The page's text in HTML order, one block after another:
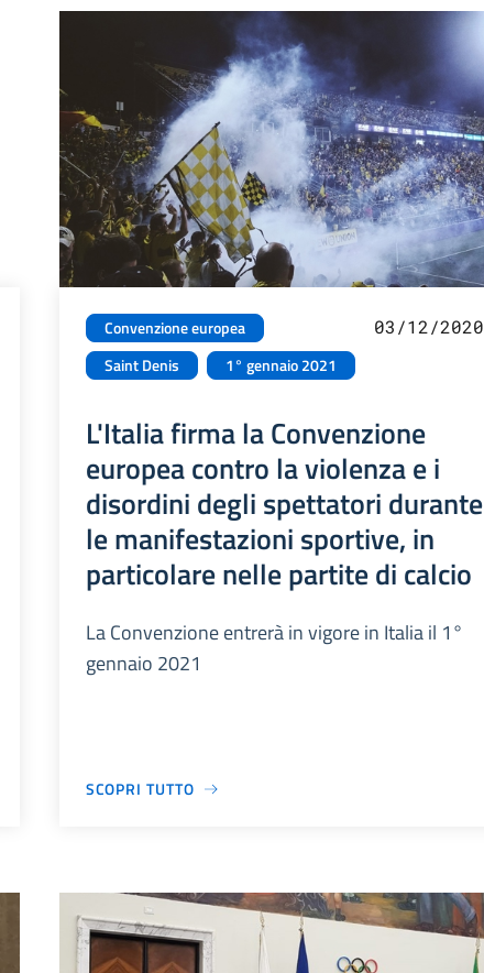
Convenzione europea
Saint Denis
1° gennaio 2021
03/12/2020
L'Italia firma la Convenzione
europea contro la violenza e i
disordini degli spettatori durante
le manifestazioni sportive, in
particolare nelle partite di calcio
La Convenzione entrerà in vigore in Italia il 1°
gennaio 2021
SCOPRI TUTTO